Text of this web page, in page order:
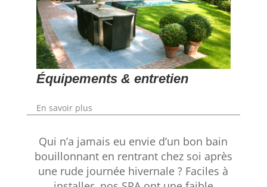
Équipements & entretien
En savoir plus
Qui n’a jamais eu envie d’un bon bain
bouillonnant en rentrant chez soi après
une rude journée hivernale ? Faciles à